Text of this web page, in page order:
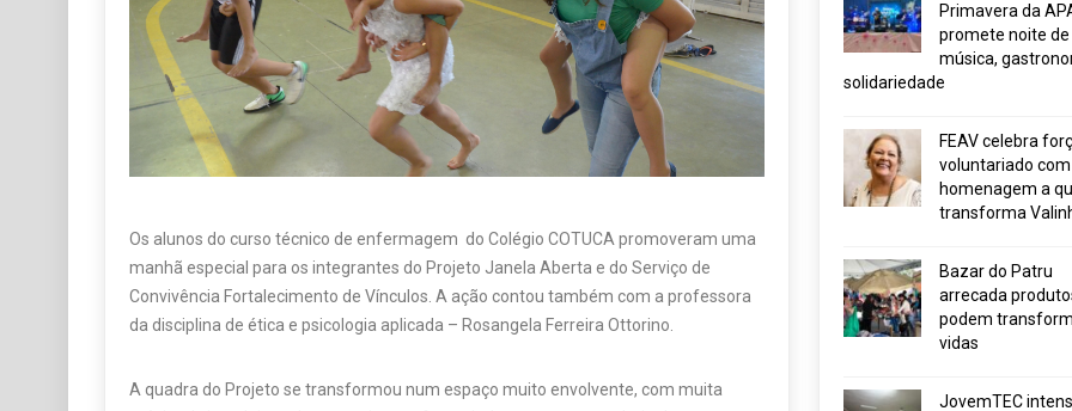
Os alunos do curso técnico de enfermagem do Colégio COTUCA promoveram uma
manhã especial para os integrantes do Projeto Janela Aberta e do Serviço de
Convivência Fortalecimento de Vínculos. A ação contou também com a professora
da disciplina de ética e psicologia aplicada – Rosangela Ferreira Ottorino.
A quadra do Projeto se transformou num espaço muito envolvente, com muita
Primavera da
promete noite de
música,
solidariedade
FEAV celebra
voluntariado com
homenagem a
transforma
Bazar do Patru
arrecada
podem
vidas
JovemTEC